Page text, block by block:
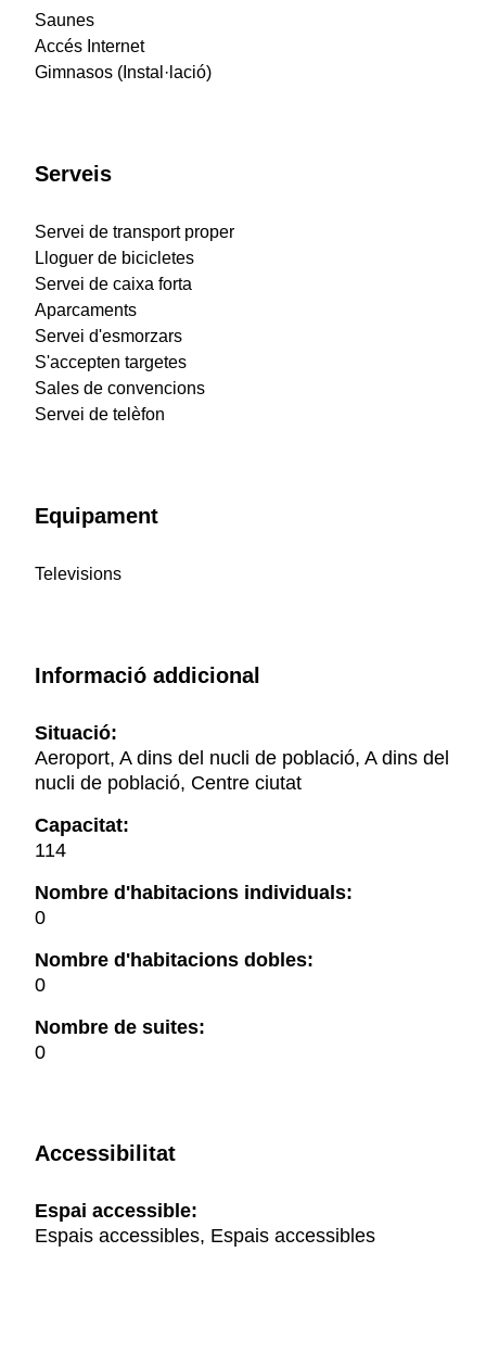
Saunes
Accés Internet
Gimnasos (Instal·lació)
Serveis
Servei de transport proper
Lloguer de bicicletes
Servei de caixa forta
Aparcaments
Servei d'esmorzars
S'accepten targetes
Sales de convencions
Servei de telèfon
Equipament
Televisions
Informació addicional
Situació:
Aeroport, A dins del nucli de població, A dins del
nucli de població, Centre ciutat
Capacitat:
114
Nombre d'habitacions individuals:
0
Nombre d'habitacions dobles:
0
Nombre de suites:
0
Accessibilitat
Espai accessible:
Espais accessibles, Espais accessibles